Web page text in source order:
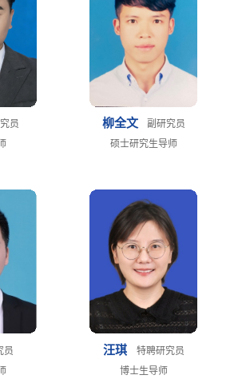
员
柳全文
副研究员
硕士研究生导师
员
汪琪
特聘研究员
博士生导师